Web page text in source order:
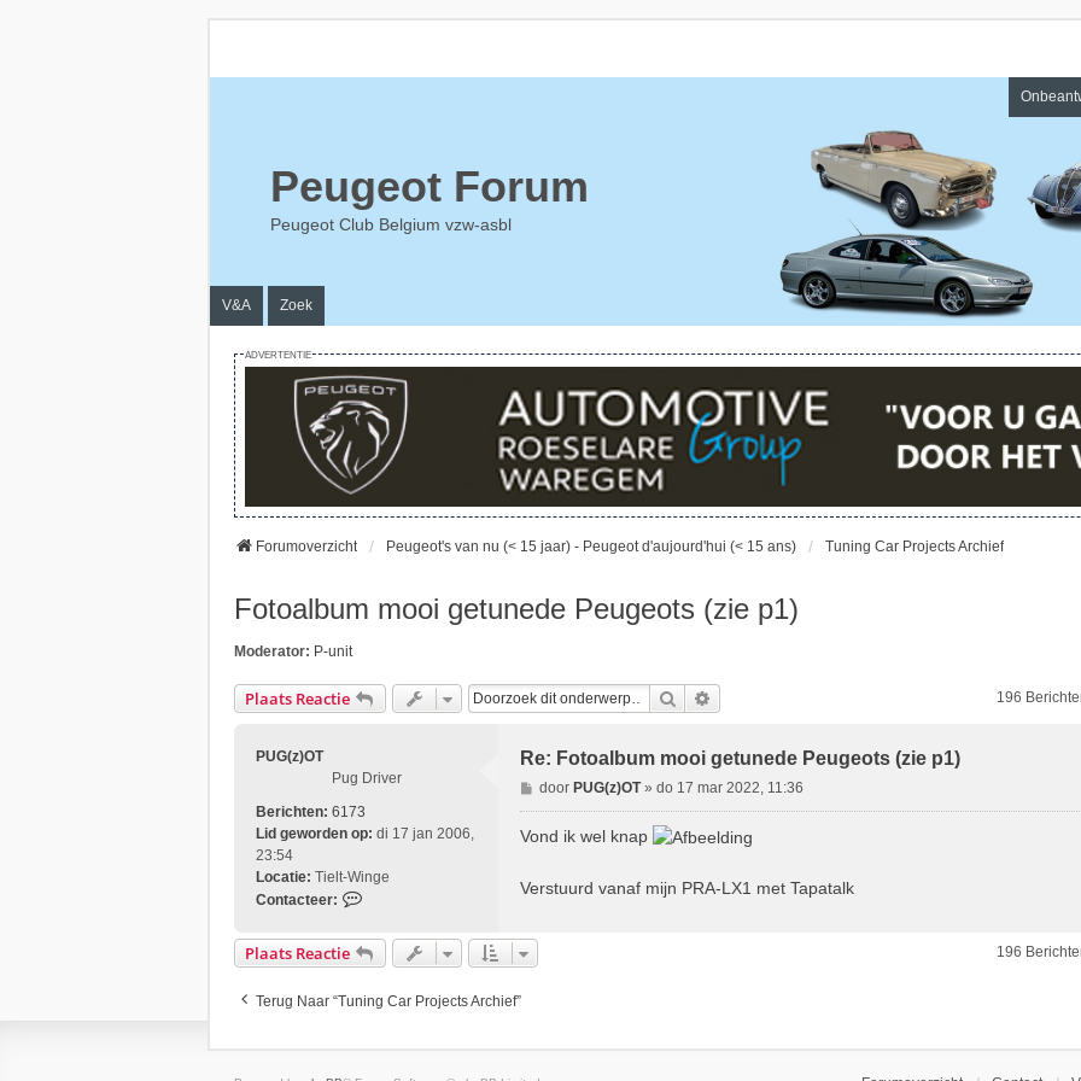
Peugeot Forum
Peugeot Club Belgium vzw-asbl
V&A Zoek
ADVERTENTIE
Forumoverzicht Peugeot's van nu (< 15 jaar) - Peugeot d'aujourd'hui (< 15 ans) Tuning Car Projects Archief
Fotoalbum mooi getunede Peugeots (zie p1)
Moderator: P-unit
Plaats Reactie Zoek 196
PUG(z)OT
Pug Driver
Berichten: 6173
Lid geworden op: di 17 jan 2006,
23:54
Locatie: Tielt-Winge
Contacteer:
n
t
c
e
Re: Fotoalbum mooi getunede Peugeots (zie p1)
B
e
r
h
door PUG(z)OT» do 17 mar 2022, 11:36
Vond ik wel knap
Verstuurd vanaf mijn PRA-LX1 met Tapatalk
Plaats Reactie 196
Terug Naar “Tuning Car Projects Archief”